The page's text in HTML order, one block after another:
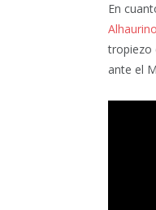
En
Alhaurino
tropiezo
ante el